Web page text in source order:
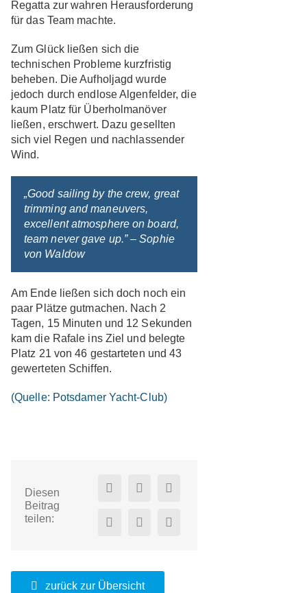
Regatta zur wahren Herausforderung
für das Team machte.
Zum Glück ließen sich die
technischen Probleme kurzfristig
beheben. Die Aufholjagd wurde
jedoch durch endlose Algenfelder, die
kaum Platz für Überholmanöver
ließen, erschwert. Dazu gesellten
sich viel Regen und nachlassender
Wind.
„Good sailing by the crew, great
trimming and maneuvers,
excellent atmosphere on board,
team never gave up.” – Sophie
von Waldow
Am Ende ließen sich doch noch ein
paar Plätze gutmachen. Nach 2
Tagen, 15 Minuten und 12 Sekunden
kam die Rafale ins Ziel und belegte
Platz 21 von 46 gestarteten und 43
gewerteten Schiffen.
(Quelle: Potsdamer Yacht-Club)
Diesen
Beitrag
teilen:
zurück zur Übersicht